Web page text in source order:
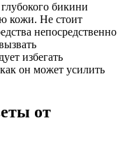
бикини
кожи. Не стоит
непосредственно
избегать
он может усилить
от